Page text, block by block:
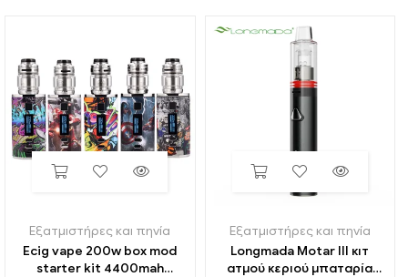
Εξατμιστήρες και πηνία
Ecig vape 200w box mod
starter kit 4400mah
Εξατμιστήρες και πηνία
Longmada Motar III κιτ
ατμού κεριού μπαταρία